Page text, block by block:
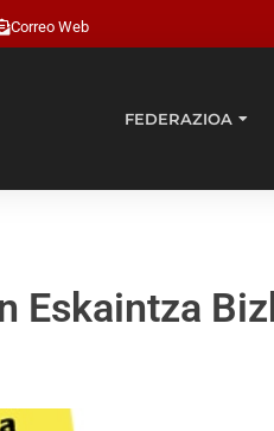
Correo Web
FEDERAZIOA
Eskaintza